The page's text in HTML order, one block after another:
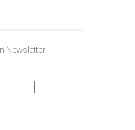
Newsletter